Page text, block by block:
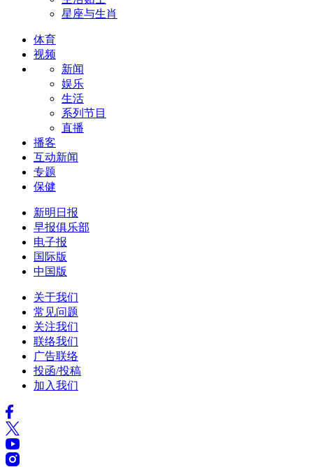
星座与生肖
体育
视频
新闻
娱乐
生活
系列节目
直播
播客
互动新闻
专题
保健
新明日报
早报俱乐部
电子报
国际版
中国版
关于我们
常见问题
关注我们
联络我们
广告联络
投函/投稿
加入我们